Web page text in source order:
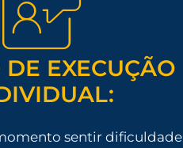
DE EXECUÇÃO
sentir dificuldade